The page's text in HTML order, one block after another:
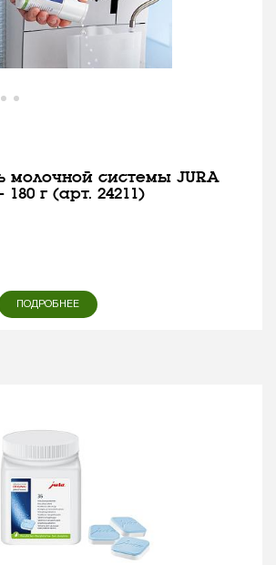
молочной системы JURA
г (арт. 24211)
ПОДРОБНЕЕ